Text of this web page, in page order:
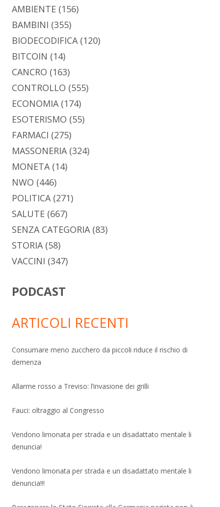
AMBIENTE (156)
BAMBINI (355)
BIODECODIFICA(120)
BITCOIN (14)
CANCRO (163)
CONTROLLO (555)
ECONOMIA(174)
ESOTERISMO (55)
FARMACI (275)
MASSONERIA(324)
MONETA(14)
NWO (446)
POLITICA(271)
SALUTE (667)
SENZA CATEGORIA(83)
STORIA(58)
VACCINI (347)
PODCAST
ARTICOLI RECENTI
Consumare meno zucchero da piccoli riduce il rischio di
demenza
Allarme rosso a Treviso: l’invasione dei grilli
Fauci: oltraggio al Congresso
Vendono limonata per strada e un disadattato mentale li
denuncia!
Vendono limonata per strada e un disadattato mentale li
denuncia!!!